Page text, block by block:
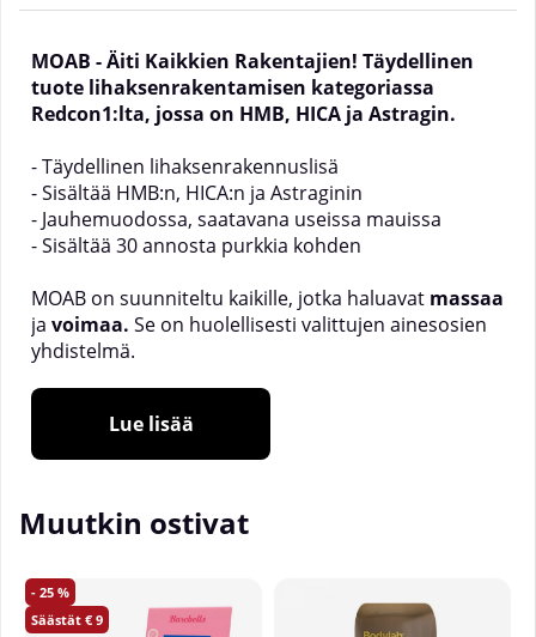
MOAB - Äiti Kaikkien Rakentajien! Täydellinen
tuote lihaksenrakentamisen kategoriassa
Redcon1:lta, jossa on HMB, HICA ja Astragin.
- Täydellinen lihaksenrakennuslisä
- Sisältää HMB:n, HICA:n ja Astraginin
- Jauhemuodossa, saatavana useissa mauissa
- Sisältää 30 annosta purkkia kohden
MOAB on suunniteltu kaikille, jotka haluavat massaa
ja voimaa. Se on huolellisesti valittujen ainesosien
yhdistelmä.
_________________
Koko:210g
Käyttöohje:
Sekoita yksi kauhallinen veteen ennen
harjoittelua, lepopäivinä; suoraan
vahvistettu
Lue lisää
Muutkin ostivat
25
9